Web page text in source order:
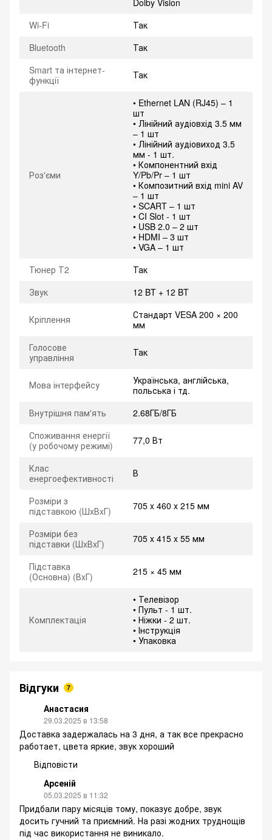
Dolby Vision
Wi-Fi
Так
Bluetooth
Так
Smart та інтернет-
функції
Так
Роз'єми
• Ethernet LAN (RJ45) – 1
шт
• Лінійний аудіовхід 3.5 мм
– 1 шт
• Лінійний аудіовиход 3.5
мм - 1 шт.
• Компонентний вхід
Y/Pb/Pr – 1 шт
• Композитний вхід mini AV
– 1 шт
• SCART – 1 шт
• CI Slot - 1 шт
• USB 2.0 – 2 шт
• HDMI – 3 шт
• VGA – 1 шт
Тюнер Т2
Так
Звук
12 BT + 12 BT
Кріплення
Стандарт VESA 200 × 200
мм
Голосове
управління
Так
Мова інтерфейсу
Українська, англійська,
польська і тд.
Внутрішня пам'ять
2.68ГБ/8ГБ
Споживання енергії
(у робочому режимі)
77,0 Вт
Клас
енергоефективності
В
Розміри з
підставкою (ШxВxГ)
705 x 460 x 215 мм
Розміри без
підставки (ШxВxГ)
705 x 415 x 55 мм
Підставка
(Основна) (ВxГ)
215 × 45 мм
Комплектація
• Телевізор
• Пульт - 1 шт.
• Ніжки - 2 шт.
• Інструкція
• Упаковка
Відгуки 7
Анастасия
29.03.2025 в 13:58
Доставка задержалась на 3 дня, а так все прекрасно
работает, цвета яркие, звук хороший
Відповісти
Арсеній
05.03.2025 в 11:32
Придбали пару місяців тому, показує добре, звук
досить гучний та приємний. На разі жодних труднощів
під час використання не виникало.